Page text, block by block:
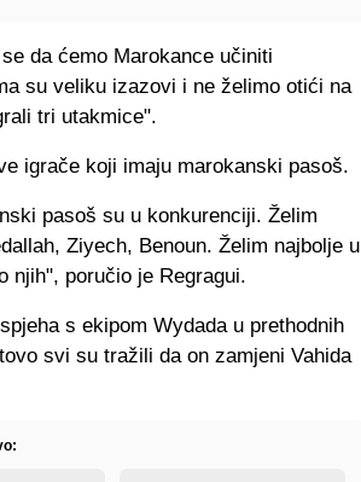
da ćemo Marokance učiniti
su veliku izazovi i ne želimo otići na
tri utakmice".
igrače koji imaju marokanski pasoš.
pasoš su u konkurenciji. Želim
Ziyech, Benoun. Želim najbolje u
njih", poručio je Regragui.
s ekipom Wydada u prethodnih
svi su tražili da on zamjeni Vahida